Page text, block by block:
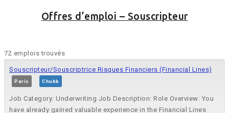
Offres d’emploi – Souscripteur
72 emplois trouvés
Souscripteur/Souscriptrice Risques Financiers (Financial Lines)
Paris Chubb
Job Category: Underwriting Job Description: Role Overview: You
have already gained valuable experience in the Financial Lines